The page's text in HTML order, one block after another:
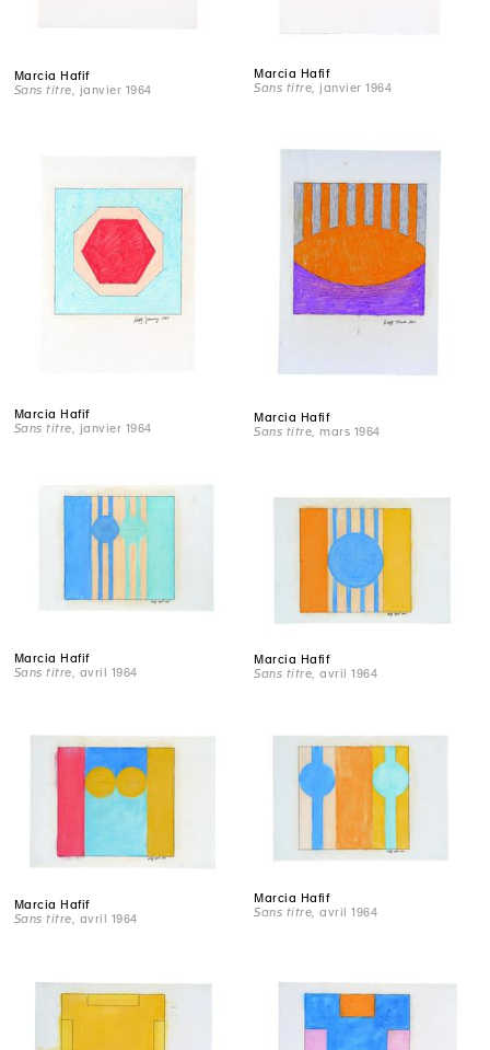
Marcia Hafif
Sans titre, janvier 1964
Marcia Hafif
Sans titre , janvier 1964
Marcia Hafif
Sans titre , janvier 1964
Marcia Hafif
Sans titre , mars 1964
Marcia Hafif
Sans titre , avril 1964
Marcia Hafif
Sans titre , avril 1964
Marcia Hafif
Sans titre , avril 1964
Marcia Hafif
Sans titre , avril 1964